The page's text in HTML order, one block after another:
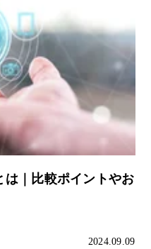
は｜比較ポイントやお
2024.09.09